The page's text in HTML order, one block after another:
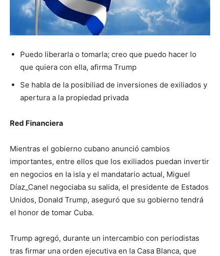
Puedo liberarla o tomarla; creo que puedo hacer lo
que quiera con ella, afirma Trump
Se habla de la posibiliad de inversiones de exiliados y
apertura a la propiedad privada
Red Financiera
Mientras el gobierno cubano anunció cambios
importantes, entre ellos que los exiliados puedan invertir
en negocios en la isla y el mandatario actual, Miguel
Díaz_Canel negociaba su salida, el presidente de Estados
Unidos, Donald Trump, aseguró que su gobierno tendrá
el honor de tomar Cuba.
Trump agregó, durante un intercambio con periodistas
tras firmar una orden ejecutiva en la Casa Blanca, que